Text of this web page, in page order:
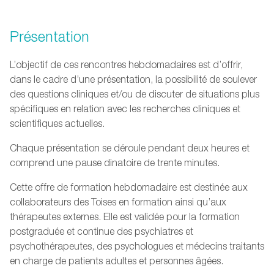
Présentation
L’objectif de ces rencontres hebdomadaires est d’offrir,
dans le cadre d’une présentation, la possibilité de soulever
des questions cliniques et/ou de discuter de situations plus
spécifiques en relation avec les recherches cliniques et
scientifiques actuelles.
Chaque présentation se déroule pendant deux heures et
comprend une pause dinatoire de trente minutes.
Cette offre de formation hebdomadaire est destinée aux
collaborateurs des Toises en formation ainsi qu’aux
thérapeutes externes. Elle est validée pour la formation
postgraduée et continue des psychiatres et
psychothérapeutes, des psychologues et médecins traitants
en charge de patients adultes et personnes âgées.